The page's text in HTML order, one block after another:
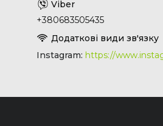
+380683505435
Instagram https://